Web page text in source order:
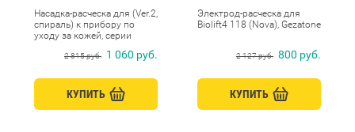
Насадка-расческа для (Ver.2,
спираль) к прибору по
уходу за кожей, серии
2 815 руб. 1 060 руб.
КУПИТЬ
Электрод-расческа для
Biolift4 118 (Nova), Gezatone
2 127 руб. 800 руб.
КУПИТЬ